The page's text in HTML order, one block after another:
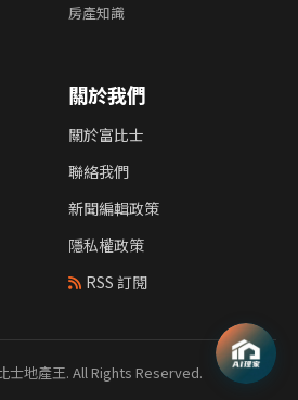
房產知識
關於我們
關於富比士
聯絡我們
新聞編輯政策
隱私權政策
RSS 訂閱
士地產王. All Rights Reserved.